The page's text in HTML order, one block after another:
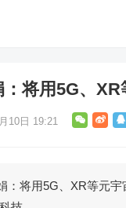
将用5G、
10日 19:21
将用5G、XR等元宇